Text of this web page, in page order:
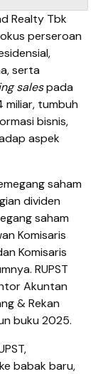
Realty Tbk
perseroan
serta
salespada
tumbuh
bisnis,
aspek
saham
dividen
saham
Komisaris
Komisaris
RUPST
Akuntan
& Rekan
buku 2025.
,
babak baru,